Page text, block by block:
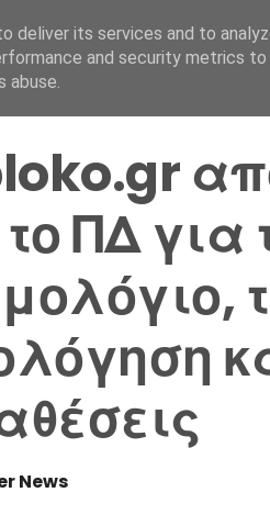
ΠΔ για
News
deliver its services and to
and security metrics
abuse.